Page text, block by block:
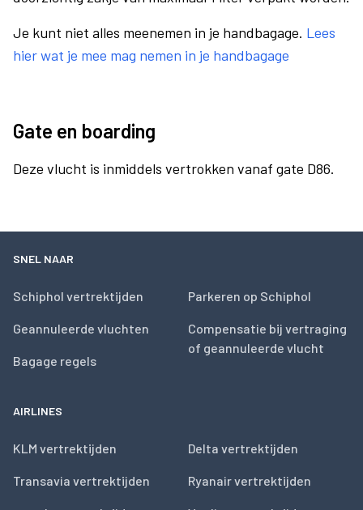
Je kunt niet alles meenemen in je handbagage. Lees
hier wat je mee mag nemen in je handbagage
Gate en boarding
Deze vlucht is inmiddels vertrokken vanaf gate D86.
SNEL NAAR
Schiphol vertrektijden
Geannuleerde vluchten
Bagage regels
Parkeren op Schiphol
Compensatie bij vertraging
of geannuleerde vlucht
AIRLINES
KLM vertrektijden
Transavia vertrektijden
Delta vertrektijden
Ryanair vertrektijden